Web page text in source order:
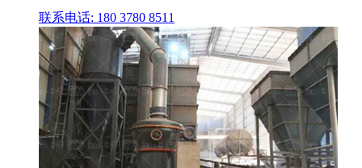
联系电话: 180 3780 8511